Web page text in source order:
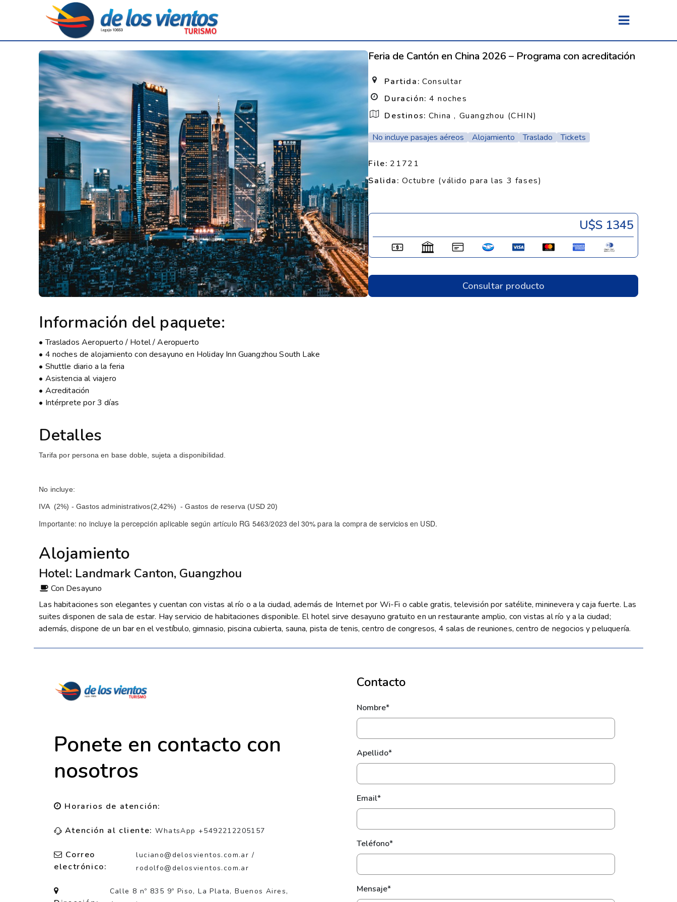
Feria de Cantón en China 2026 – Programa con acreditación
Partida: Consultar
Duración: 4 noches
Destinos: China , Guangzhou (CHIN)
No incluye pasajes aéreos
Alojamiento Traslado Tickets
File: 21721
Salida: Octubre (válido para las 3 fases)
U$s 1345
Consultar producto
Información del paquete:
• Traslados Aeropuerto / Hotel / Aeropuerto
• 4 noches de alojamiento con desayuno en Holiday Inn Guangzhou South Lake
• Shuttle diario a la feria
• Asistencia al viajero
• Acreditación
• Intérprete por 3 días
Detalles
Tarifa por persona en base doble, sujeta a disponibilidad.
No incluye:
IVA (2%) - Gastos administrativos(2,42%) - Gastos de reserva (USD 20)
Importante: no incluye la percepción aplicable según artículo RG 5463/2023 del 30% para la compra de servicios en USD.
Alojamiento
Hotel: Landmark Canton, Guangzhou
Con Desayuno
Las habitaciones son elegantes y cuentan con vistas al río o a la ciudad, además de Internet por Wi-Fi o cable gratis, televisión por satélite, mininevera y caja fuerte. Las
suites disponen de sala de estar. Hay servicio de habitaciones disponible. El hotel sirve desayuno gratuito en un restaurante amplio, con vistas al río y a la ciudad;
además, dispone de un bar en el vestíbulo, gimnasio, piscina cubierta, sauna, pista de tenis, centro de congresos, 4 salas de reuniones, centro de negocios y peluquería.
Ponete en contacto con
nosotros
Horarios de atención:
Atención al cliente:WhatsApp +5492212205157
Correo
electrónico:
luciano@delosvientos.com.ar /
rodolfo@delosvientos.com.ar
Calle 8 nº 835 9º Piso, La Plata, Buenos Aires,
Contacto
Nombre*
Apellido*
Email*
Teléfono*
Mensaje*